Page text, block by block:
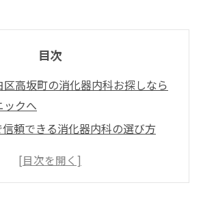
目次
高坂町の消化器内科お探しなら
ックへ
頼できる消化器内科の選び方
評判の消化器内科専門医とは